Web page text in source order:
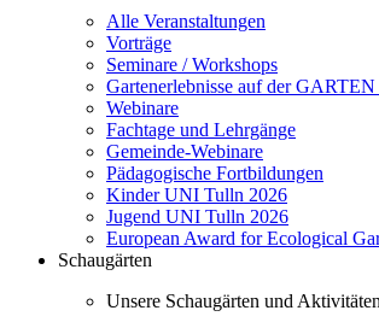
Alle Veranstaltungen
Vorträge
Seminare / Workshops
Gartenerlebnisse auf der
Webinare
Fachtage und Lehrgänge
Gemeinde-Webinare
Pädagogische Fortbildungen
Kinder UNI Tulln 2026
Jugend UNI Tulln 2026
European Award for Ecological
Schaugärten
Unsere Schaugärten und